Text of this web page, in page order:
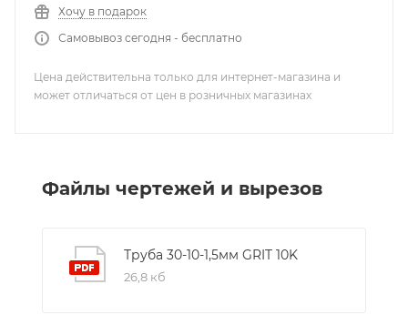
Хочу в подарок
Самовывоз сегодня - бесплатно
Цена действительна только для интернет-магазина и
может отличаться от цен в розничных магазинах
Файлы чертежей и вырезов
Труба 30-10-1,5мм GRIT 10K
26,8 кб